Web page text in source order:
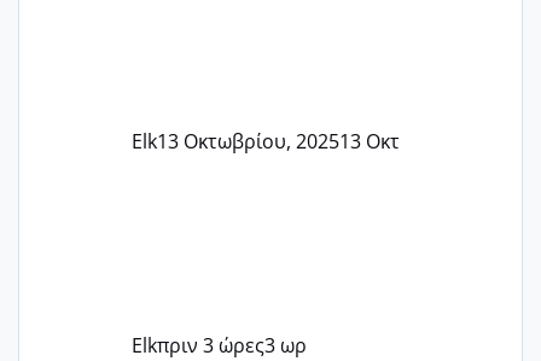
Elk13 Οκτωβρίου, 202513 Οκτ
Elkπριν 3 ώρες3 ωρ